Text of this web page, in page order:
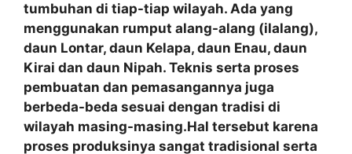
tumbuhan di tiap-tiap wilayah. Ada yang
menggunakan rumput alang-alang (ilalang),
daun Lontar, daun Kelapa, daun Enau, daun
Kirai dan daun Nipah. Teknis serta proses
pembuatan dan pemasangannya juga
berbeda-beda sesuai dengan tradisi di
wilayah masing-masing.Hal tersebut karena
proses produksinya sangat tradisional serta